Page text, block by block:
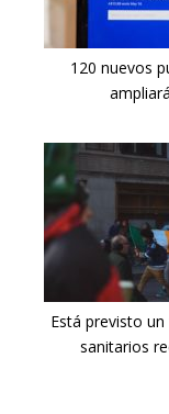
120 nuevos
Está previsto
sanitarios